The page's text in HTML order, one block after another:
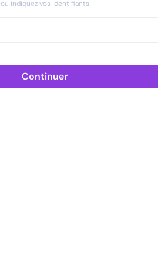
ou indiquez vos identifiants
Continuer